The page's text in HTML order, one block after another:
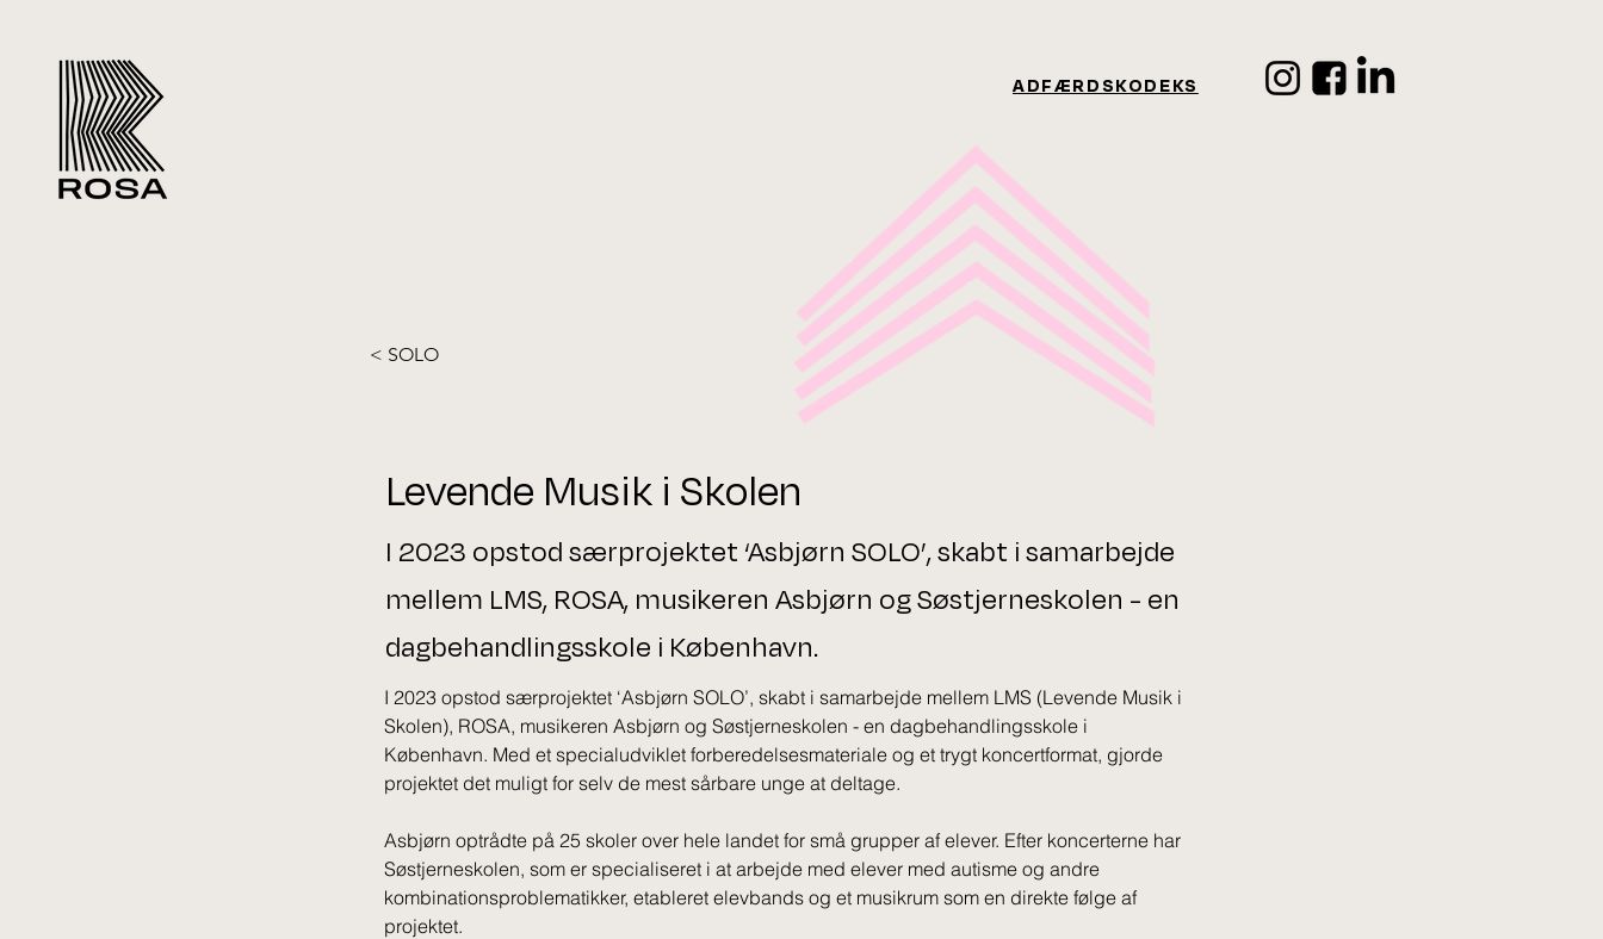
ADFÆRDSKODEKS
< SOLO
Levende Musik i Skolen
I 2023 opstod særprojektet ‘Asbjørn SOLO’, skabt i samarbejde
mellem LMS, ROSA, musikeren Asbjørn og Søstjerneskolen - en
dagbehandlingsskole i København.
I 2023 opstod særprojektet ‘Asbjørn SOLO’, skabt i samarbejde mellem LMS (Levende Musik i
Skolen), ROSA, musikeren Asbjørn og Søstjerneskolen - en dagbehandlingsskole i
København. Med et specialudviklet forberedelsesmateriale og et trygt koncertformat, gjorde
projektet det muligt for selv de mest sårbare unge at deltage.
Asbjørn optrådte på 25 skoler over hele landet for små grupper af elever. Efter koncerterne har
Søstjerneskolen, som er specialiseret i at arbejde med elever med autisme og andre
kombinationsproblematikker, etableret elevbands og et musikrum som en direkte følge af
projektet.